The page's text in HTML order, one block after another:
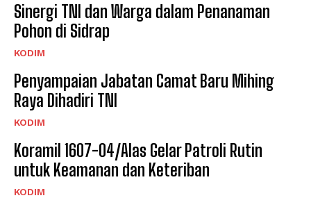
Sinergi TNI dan Warga dalam Penanaman
Pohon di Sidrap
KODIM
Penyampaian Jabatan Camat Baru Mihing
Raya Dihadiri TNI
KODIM
Koramil 1607-04/Alas Gelar Patroli Rutin
untuk Keamanan dan Keteriban
KODIM